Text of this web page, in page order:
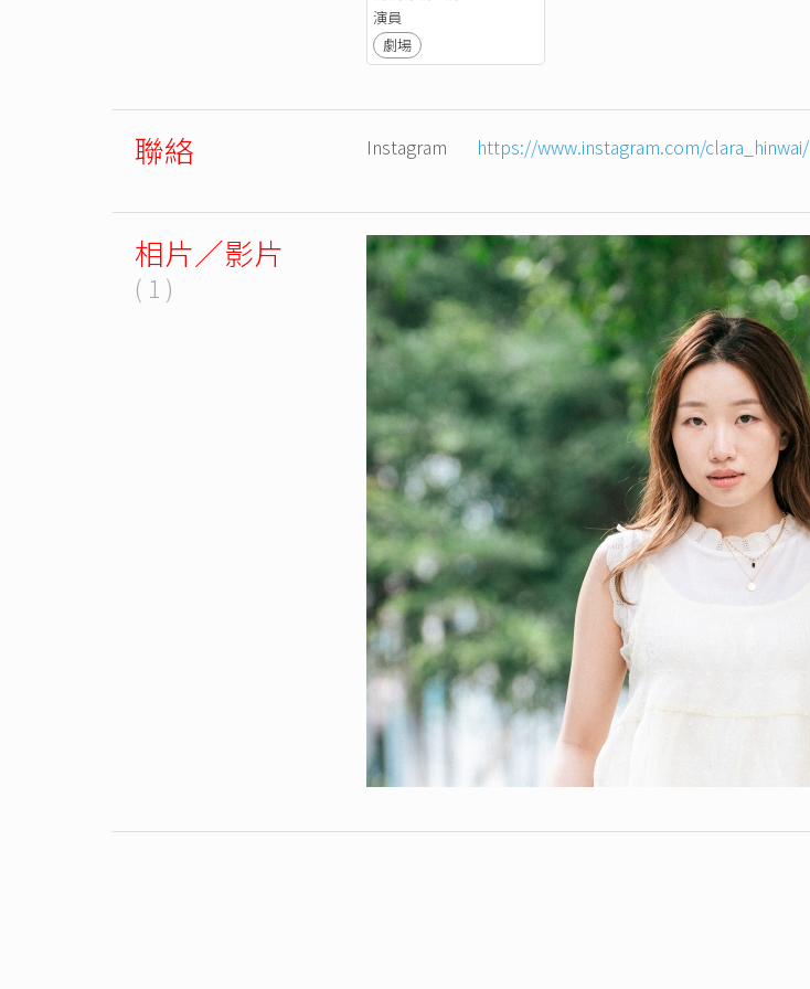
演員
劇場
聯絡 Instagram https://www.instagram.com/clara_hinwai/
相片／影片
( 1 )